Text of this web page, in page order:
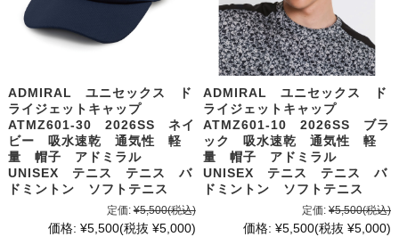
ADMIRAL ユニセックス ド
ライジェットキャップ
ATMZ601-30 2026SS ネイ
ビー 吸水速乾 通気性 軽
量 帽子 アドミラル
UNISEX テニス テニス バ
ドミントン ソフトテニス
定価: ¥5,500(税込)
価格: ¥5,500(税抜 ¥5,000)
ADMIRAL ユニセックス ド
ライジェットキャップ
ATMZ601-10 2026SS ブラ
ック 吸水速乾 通気性 軽
量 帽子 アドミラル
UNISEX テニス テニス バ
ドミントン ソフトテニス
定価: ¥5,500(税込)
価格: ¥5,500(税抜 ¥5,000)